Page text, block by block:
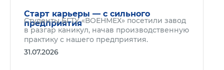
Старт карьеры — с сильного
предприятия
Студенты БГТУ «ВОЕНМЕХ» посетили завод
в разгар каникул, начав производственную
практику с нашего предприятия.
31.07.2026